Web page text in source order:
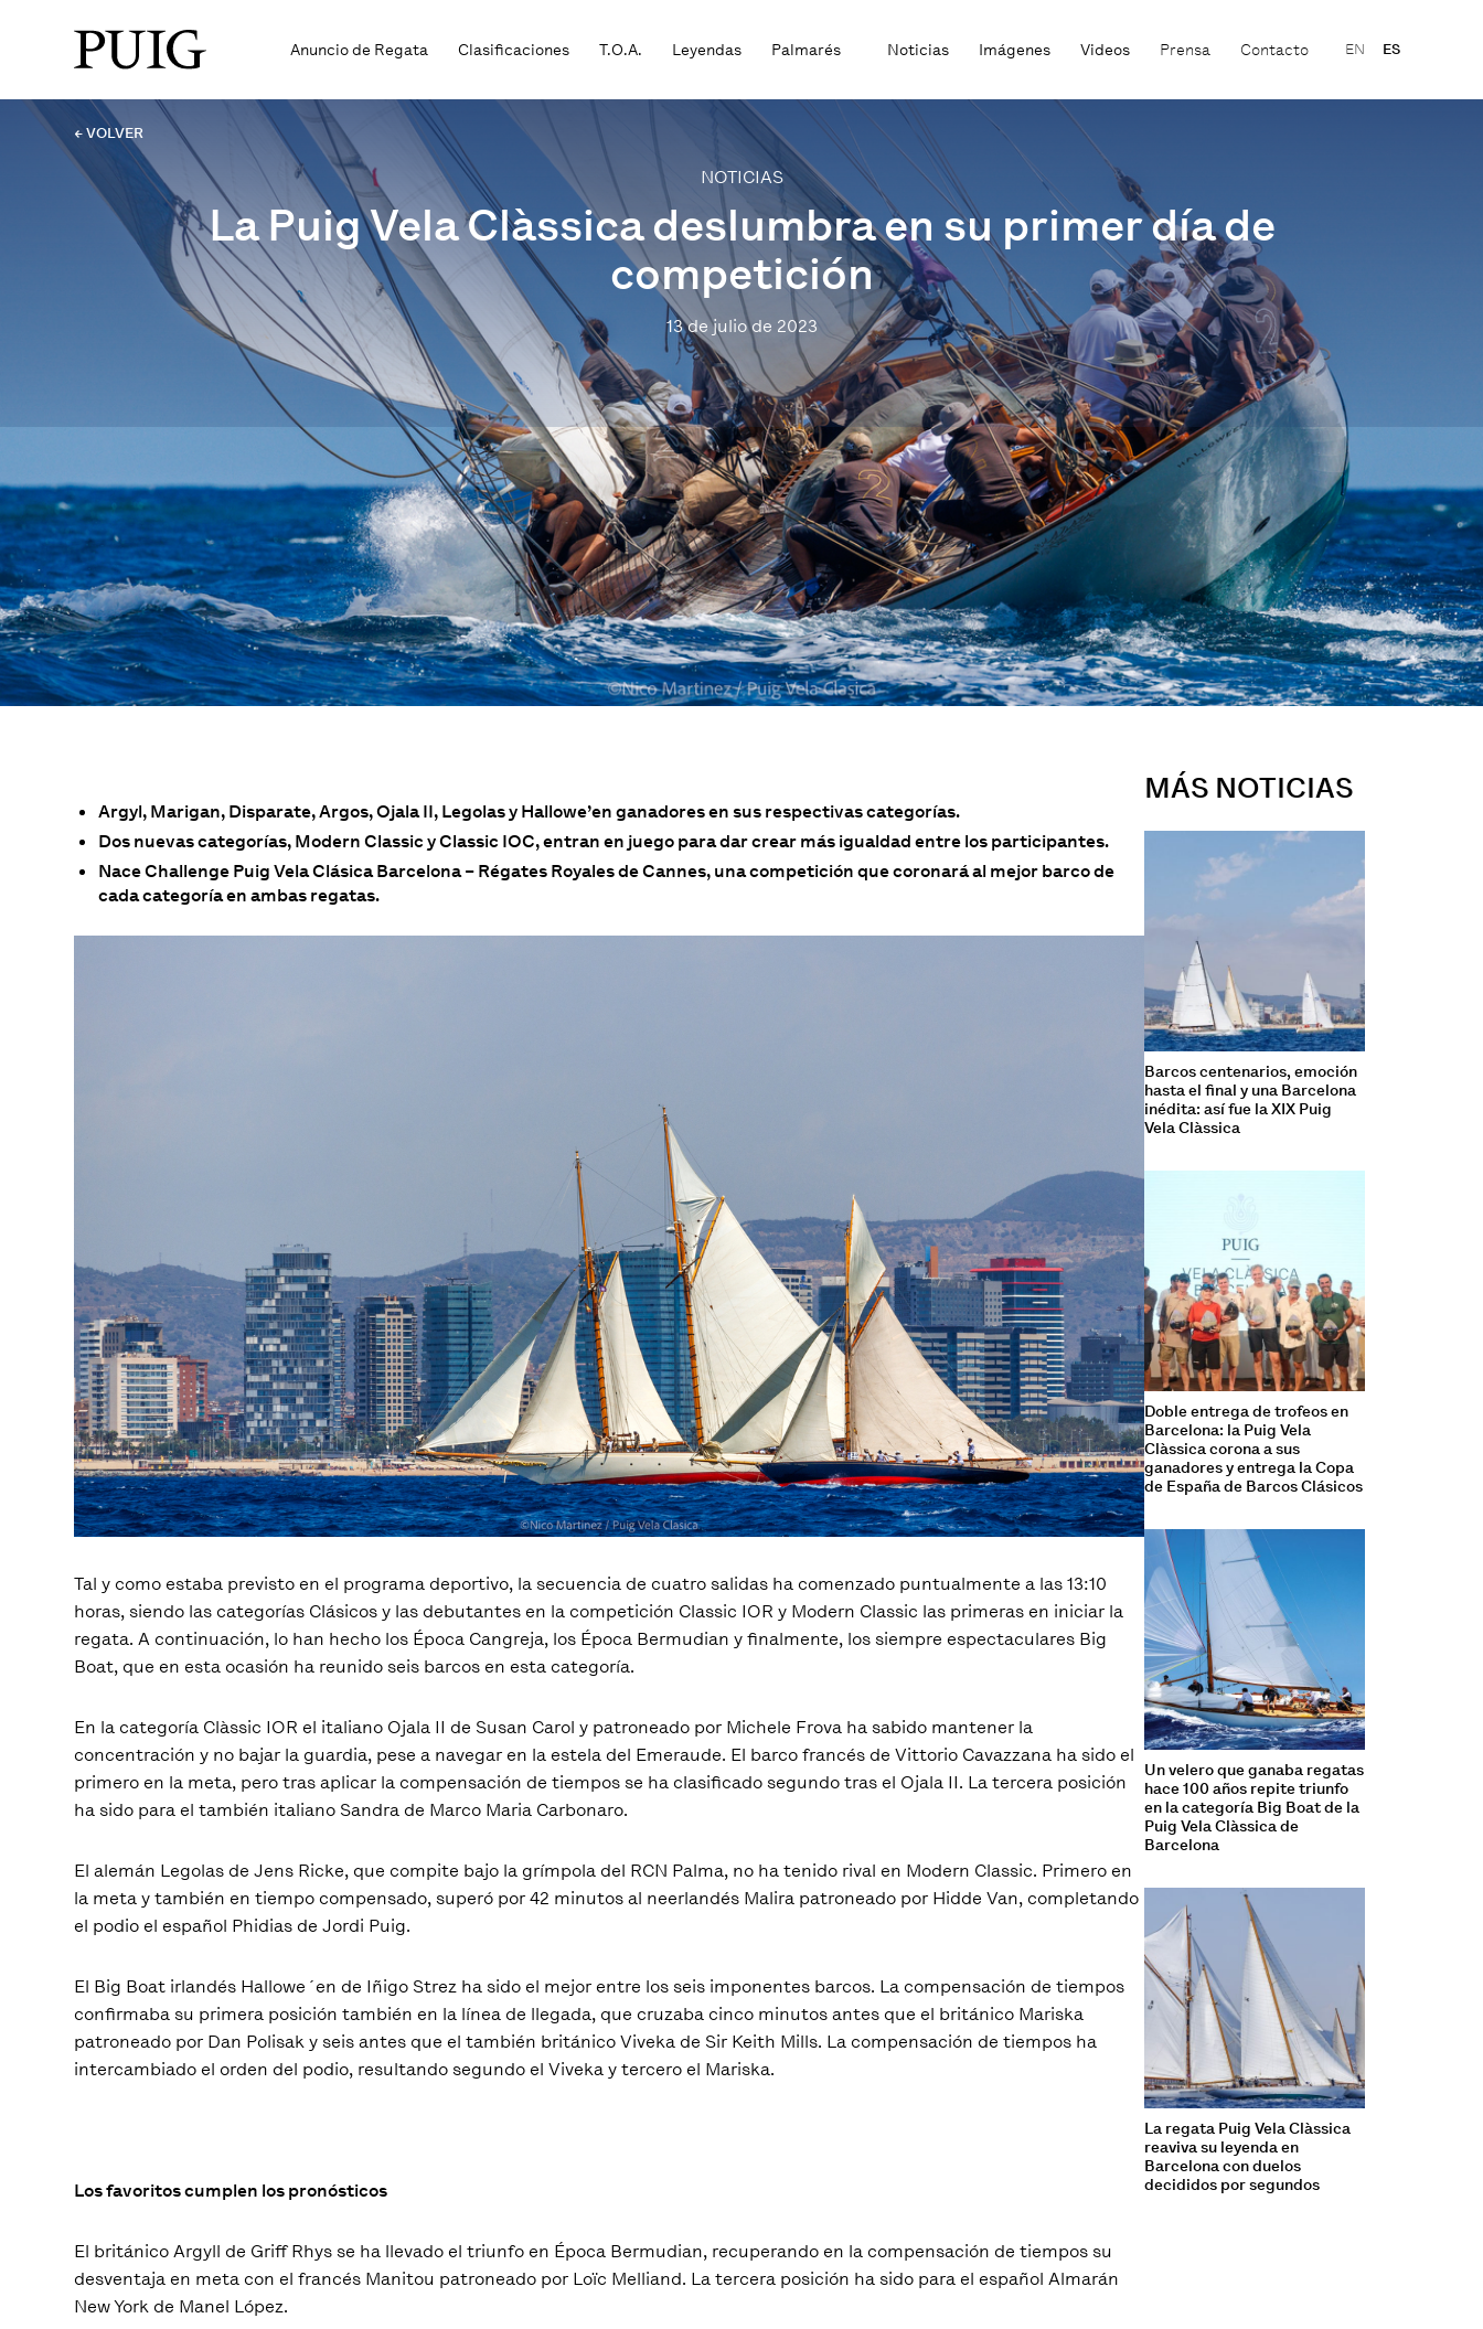
Anuncio de Regata Clasificaciones T.O.A. Leyendas Palmarés Noticias Imágenes Videos Prensa Contacto EN ES
← VOLVER
NOTICIAS
La Puig Vela Clàssica deslumbra en su primer día de
competición
13 de julio de 2023
Argyl, Marigan, Disparate, Argos, Ojala II, Legolas y Hallowe’en ganadores en sus respectivas categorías.
Dos nuevas categorías, Modern Classic y Classic IOC, entran en juego para dar crear más igualdad entre los participantes.
Nace Challenge Puig Vela Clásica Barcelona – Régates Royales de Cannes, una competición que coronará al mejor barco de
cada categoría en ambas regatas.
Tal y como estaba previsto en el programa deportivo, la secuencia de cuatro salidas ha comenzado puntualmente a las 13:10
horas, siendo las categorías Clásicos y las debutantes en la competición Classic IOR y Modern Classic las primeras en iniciar la
regata. A continuación, lo han hecho los Época Cangreja, los Época Bermudian y finalmente, los siempre espectaculares Big
Boat, que en esta ocasión ha reunido seis barcos en esta categoría.
En la categoría Clàssic IOR el italiano Ojala II de Susan Carol y patroneado por Michele Frova ha sabido mantener la
concentración y no bajar la guardia, pese a navegar en la estela del Emeraude. El barco francés de Vittorio Cavazzana ha sido el
primero en la meta, pero tras aplicar la compensación de tiempos se ha clasificado segundo tras el Ojala II. La tercera posición
ha sido para el también italiano Sandra de Marco Maria Carbonaro.
El alemán Legolas de Jens Ricke, que compite bajo la grímpola del RCN Palma, no ha tenido rival en Modern Classic. Primero en
la meta y también en tiempo compensado, superó por 42 minutos al neerlandés Malira patroneado por Hidde Van, completando
el podio el español Phidias de Jordi Puig.
El Big Boat irlandés Hallowe´en de Iñigo Strez ha sido el mejor entre los seis imponentes barcos. La compensación de tiempos
confirmaba su primera posición también en la línea de llegada, que cruzaba cinco minutos antes que el británico Mariska
patroneado por Dan Polisak y seis antes que el también británico Viveka de Sir Keith Mills. La compensación de tiempos ha
intercambiado el orden del podio, resultando segundo el Viveka y tercero el Mariska.
Los favoritos cumplen los pronósticos
El británico Argyll de Griff Rhys se ha llevado el triunfo en Época Bermudian, recuperando en la compensación de tiempos su
desventaja en meta con el francés Manitou patroneado por Loïc Melliand. La tercera posición ha sido para el español Almarán
New York de Manel López.
MÁS NOTICIAS
Barcos centenarios, emoción
hasta el final y una Barcelona
inédita: así fue la XIX Puig
Vela Clàssica
Doble entrega de trofeos en
Barcelona: la Puig Vela
Clàssica corona a sus
ganadores y entrega la Copa
de España de Barcos Clásicos
Un velero que ganaba regatas
hace 100 años repite triunfo
en la categoría Big Boat de la
Puig Vela Clàssica de
Barcelona
La regata Puig Vela Clàssica
reaviva su leyenda en
Barcelona con duelos
decididos por segundos